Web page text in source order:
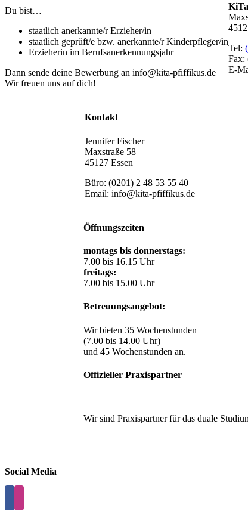
Du bist…
staatlich anerkannte/r Erzieher/in
staatlich geprüft/e bzw. anerkannte/r Kinderpfleger/in
Erzieherin im Berufsanerkennungsjahr
Dann sende deine Bewerbung an info@kita-pfiffikus.de
Wir freuen uns auf dich!
Kontakt
Jennifer Fischer
Maxstraße 58
45127 Essen
Büro: (0201) 2 48 53 55 40
Email: info@kita-pfiffikus.de
Öffnungszeiten
montags bis donnerstags:
7.00 bis 16.15 Uhr
freitags:
7.00 bis 15.00 Uhr
Betreuungsangebot:
Wir bieten 35 Wochenstunden
(7.00 bis 14.00 Uhr)
und 45 Wochenstunden an.
Offizieller Praxispartner
Wir sind Praxispartner für das duale
Tel:
Fax:
E-
Social Media